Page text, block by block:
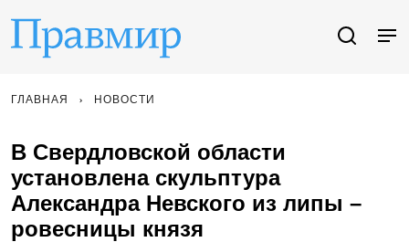
ГЛАВНАЯ НОВОСТИ
В Свердловской области
установлена скульптура
Александра Невского из липы –
ровесницы князя